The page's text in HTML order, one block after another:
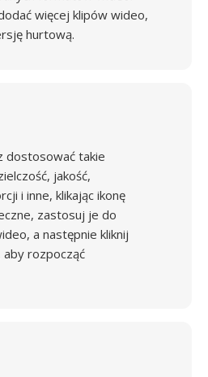
więcej klipów wideo,
hurtową.
dostosować takie
jakość,
i inne, klikając ikonę
zastosuj je do
a następnie kliknij
rozpocząć